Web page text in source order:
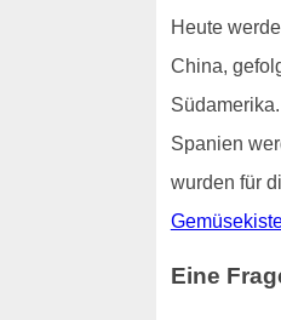
Heute
China,
Spanien
wurden für
Eine